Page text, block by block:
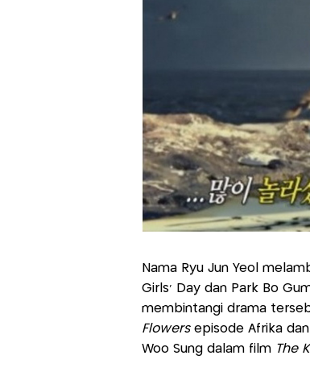
Nama Ryu Jun Yeol
Girls' Day dan Park Bo
membintangi drama
Flowersepisode Afrika dan
Woo Sung dalam film The